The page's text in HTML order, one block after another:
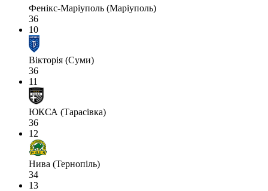
Фенікс-Маріуполь (Маріуполь)
36
10
Вікторія (Суми)
36
11
ЮКСА (Тарасівка)
36
12
Нива (Тернопіль)
34
13